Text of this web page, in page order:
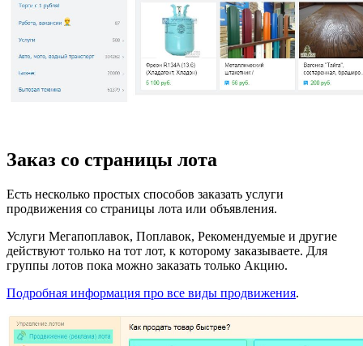
Заказ со страницы лота
Есть несколько простых способов заказать услуги
продвижения со страницы лота или объявления.
Услуги Мегапоплавок, Поплавок, Рекомендуемые и другие
действуют только на тот лот, к которому заказываете. Для
группы лотов пока можно заказать только Акцию.
Подробная информация про все виды продвижения.